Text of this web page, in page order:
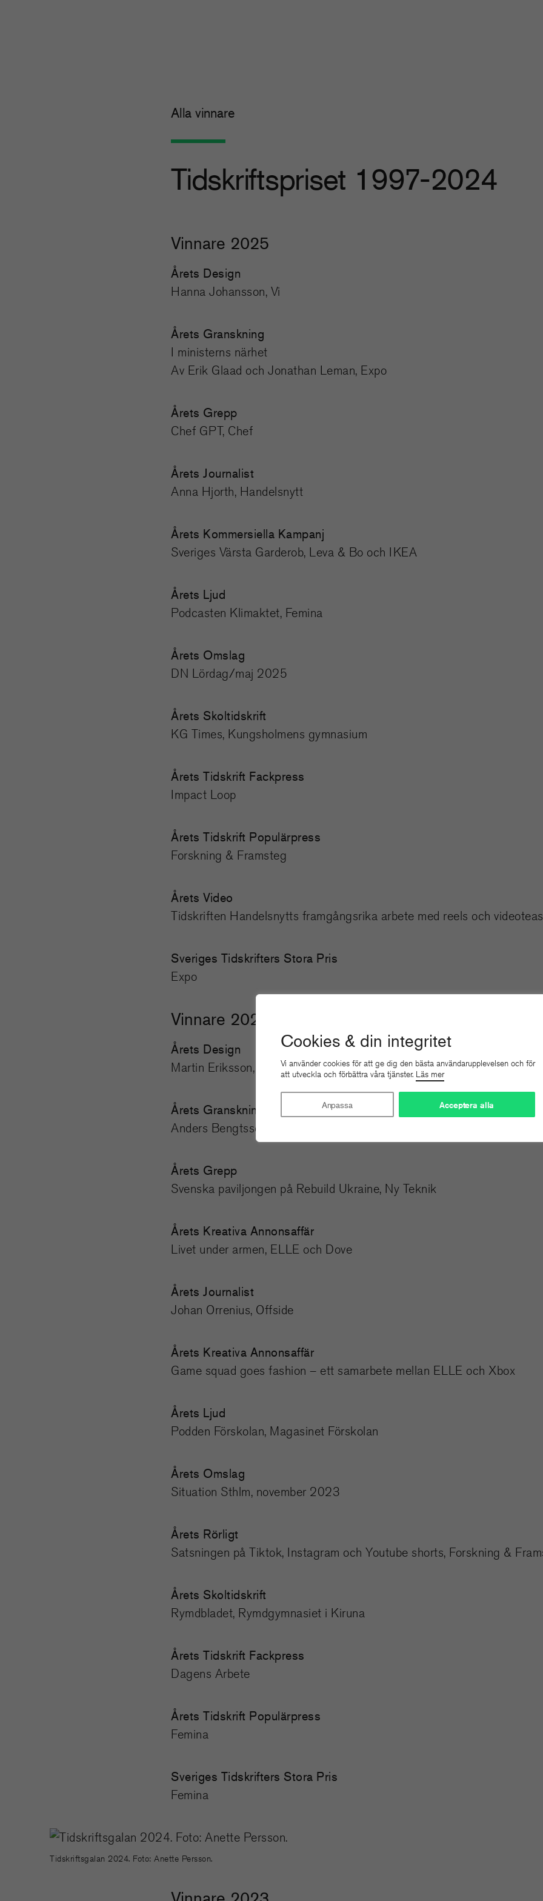
Cookies & din integritet
Vi använder cookies för att ge dig den bästa användarupplevelsen och för
att utveckla och förbättra våra tjänster. Läs mer
Anpassa Acceptera alla
Alla vinnare
Tidskriftspriset 1997-2024
Vinnare 2025
Årets Design
Hanna Johansson, Vi
Årets Granskning
I ministerns närhet
Av Erik Glaad och Jonathan Leman, Expo
Årets Grepp
Chef GPT, Chef
Årets Journalist
Anna Hjorth, Handelsnytt
Årets Kommersiella Kampanj
Sveriges Värsta Garderob, Leva & Bo och IKEA
Årets Ljud
Podcasten Klimaktet, Femina
Årets Omslag
DN Lördag/maj 2025
Årets Skoltidskrift
KG Times, Kungsholmens gymnasium
Årets Tidskrift Fackpress
Impact Loop
Årets Tidskrift Populärpress
Forskning & Framsteg
Årets Video
Tidskriften Handelsnytts framgångsrika arbete med reels och
Sveriges Tidskrifters Stora Pris
Expo
Vinnare 2024
Årets Design
Martin Eriksson, Alkoholochnarkotika.se
Årets Granskning
Anders Bengtsson, Offside
Årets Grepp
Svenska paviljongen på Rebuild Ukraine, Ny Teknik
Årets Kreativa Annonsaffär
Livet under armen, ELLE och Dove
Årets Journalist
Johan Orrenius, Offside
Årets Kreativa Annonsaffär
Game squad goes fashion – ett samarbete mellan ELLE och Xbox
Årets Ljud
Podden Förskolan, Magasinet Förskolan
Årets Omslag
Situation Sthlm, november 2023
Årets Rörligt
Satsningen på Tiktok, Instagram och Youtube shorts, Forskning &
Årets Skoltidskrift
Rymdbladet, Rymdgymnasiet i Kiruna
Årets Tidskrift Fackpress
Dagens Arbete
Årets Tidskrift Populärpress
Femina
Sveriges Tidskrifters Stora Pris
Femina
Tidskriftsgalan 2024. Foto: Anette Persson.